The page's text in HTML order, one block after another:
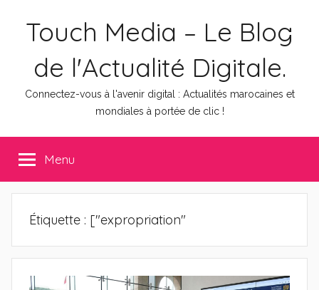
Touch Media – Le Blog
de l'Actualité Digitale.
Connectez-vous à l'avenir digital : Actualités marocaines et
mondiales à portée de clic !
Menu
Étiquette : ["expropriation"